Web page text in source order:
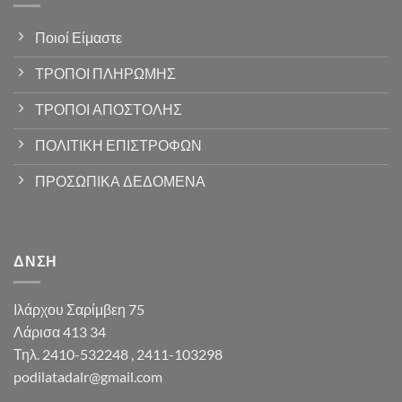
Ποιοί Είμαστε
ΤΡΟΠΟΙ ΠΛΗΡΩΜΗΣ
ΤΡΟΠΟΙ ΑΠΟΣΤΟΛΗΣ
ΠΟΛΙΤΙΚΗ ΕΠΙΣΤΡΟΦΩΝ
ΠΡΟΣΩΠΙΚΑ ΔΕΔΟΜΕΝΑ
ΔΝΣΗ
Ιλάρχου Σαρίμβεη 75
Λάρισα 413 34
Τηλ. 2410-532248 , 2411-103298
podilatadalr@gmail.com